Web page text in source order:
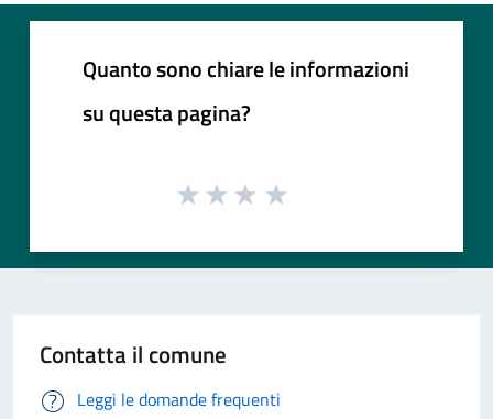
Quanto sono chiare le informazioni
su questa pagina?
Contatta il comune
Leggi le domande frequenti